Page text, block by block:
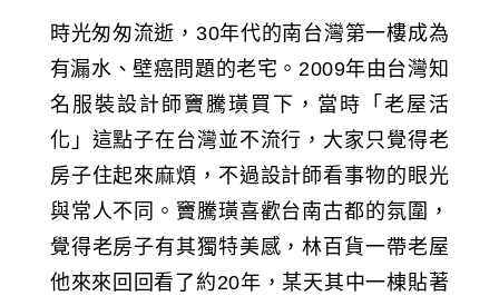
時光匆匆流逝，30年代的南台灣第一樓成為
有漏水、壁癌問題的老宅。2009年由台灣知
名服裝設計師竇騰璜買下，當時「老屋活
化」這點子在台灣並不流行，大家只覺得老
房子住起來麻煩，不過設計師看事物的眼光
與常人不同。竇騰璜喜歡台南古都的氛圍，
覺得老房子有其獨特美感，林百貨一帶老屋
他來來回回看了約20年，某天其中一棟貼著